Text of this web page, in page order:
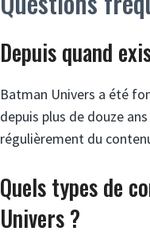
Depuis quand
Batman Univers a été
depuis plus de douze
régulièrement du
Quels types de
Univers ?